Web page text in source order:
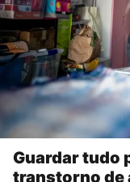
Guardar tudo
transtorno de